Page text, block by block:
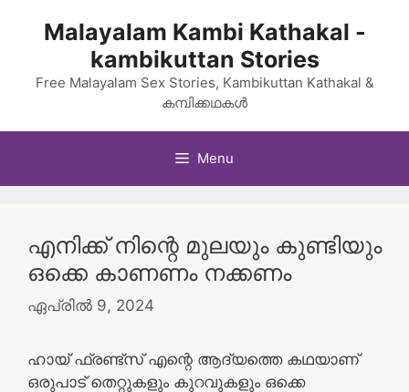
Malayalam Kambi Kathakal -
kambikuttan Stories
Free Malayalam Sex Stories, Kambikuttan Kathakal &
കമ്പിക്കഥകൾ
Menu
എനിക്ക് നിന്റെ മുലയും കുണ്ടിയും
ഒക്കെ കാണണം നക്കണം
ഏപ്രിൽ 9, 2024
ഹായ് ഫ്രണ്ട്സ് എന്റെ ആദ്യത്തെ കഥയാണ്
ഒരുപാട് തെറ്റുകളും കുറവുകളും ഒക്കെ